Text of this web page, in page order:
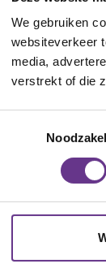
We gebruiken
websiteverkeer
media,
verstrekt of die
onze